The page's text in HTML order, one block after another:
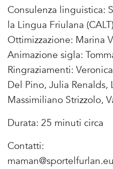
Consulenza linguistica:
la Lingua Friulana (CALT)
Ottimizzazione: Marina
Animazione sigla:
Ringraziamenti:
Del Pino, Julia Renalds,
Massimiliano Strizzolo,
Durata: 25 minuti circa
Contatti:
maman@sportelfurlan.eu